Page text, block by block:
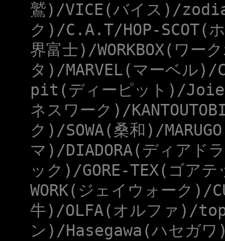
鷲)/VICE(バイス)/
ク)/C.A.T/HOP-
界富士)/WORKBOX(ワ
タ)/MARVEL(マーベル
pit(ディーピット)/Joie(
ネスワーク)/
ク)/SOWA(桑和)/
マ)/DIADORA(ディアド
ック)/GORE-TEX(ゴア
WORK(ジェイウォーク)/
牛)/OLFA(オルファ)/
ン)/Hasegawa(ハセガ